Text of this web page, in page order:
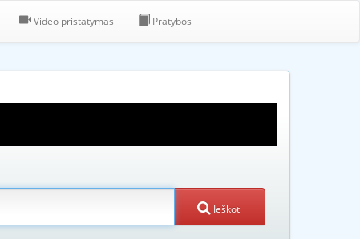
Video pristatymas Pratybos
Ieškoti